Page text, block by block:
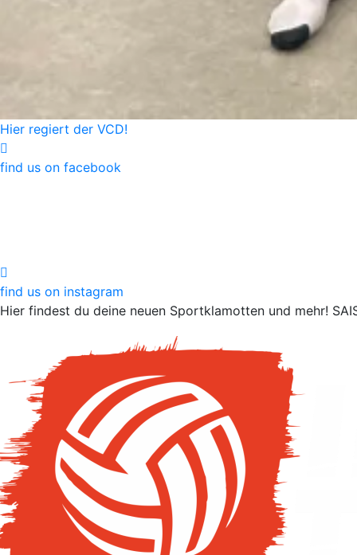
Hier regiert der VCD!
find us on facebook
find us on instagram
Hier findest du deine neuen Sportklamotten und mehr!